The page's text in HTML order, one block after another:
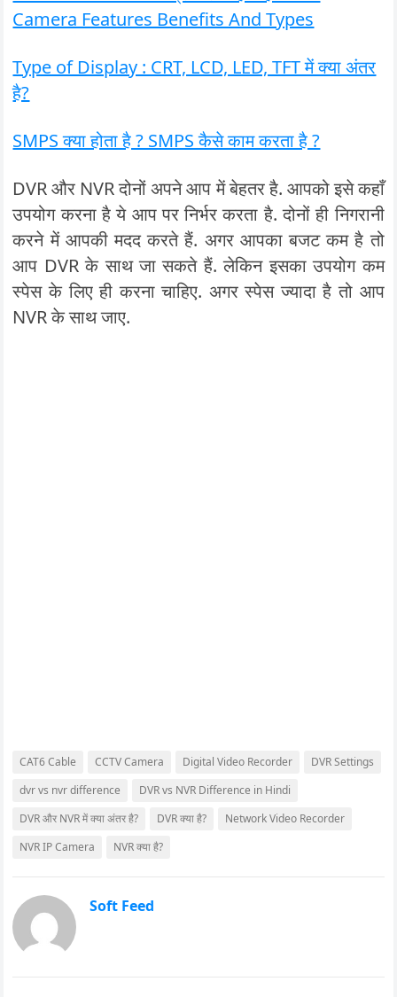
Camera Features Benefits And Types
Type of Display : CRT, LCD, LED, TFT में क्या अंतर
है?
SMPS क्या होता है ? SMPS कैसे काम करता है ?
DVR और NVR दोनों अपने आप में बेहतर है. आपको इसे कहाँ
उपयोग करना है ये आप पर निर्भर करता है. दोनों ही निगरानी
करने में आपकी मदद करते हैं. अगर आपका बजट कम है तो
आप DVR के साथ जा सकते हैं. लेकिन इसका उपयोग कम
स्पेस के लिए ही करना चाहिए. अगर स्पेस ज्यादा है तो आप
NVR के साथ जाए.
CAT6 Cable CCTV Camera Digital Video Recorder
DVR Settings
dvr vs nvr difference
DVR vs NVR Difference in Hindi
DVR और NVR में क्या अंतर है?
DVR क्या है?
Network Video Recorder
NVR IP Camera
NVR क्या है?
Soft Feed